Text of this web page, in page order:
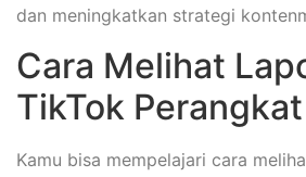
dan meningkatkan strategi
Cara Melihat
TikTok
Kamu bisa mempelajari cara